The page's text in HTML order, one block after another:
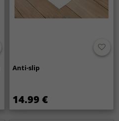
Anti-slip
14.99 €